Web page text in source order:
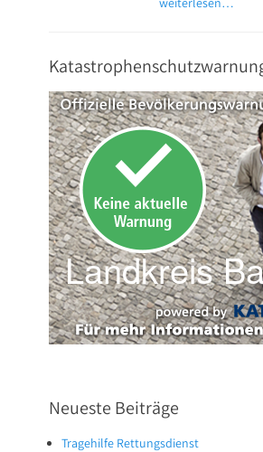
Neueste Beiträge
Tragehilfe Rettungsdienst